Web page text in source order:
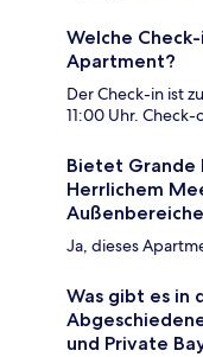
Welche
Apartment?
Der Check-in ist
11:00 Uhr.
Bietet Grande
Herrlichem
Ja, dieses
Was gibt es in
und Private